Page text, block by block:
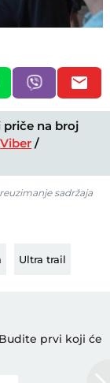
priče na broj
Viber /
sadržaja
Ultra trail
Budite prvi koji će